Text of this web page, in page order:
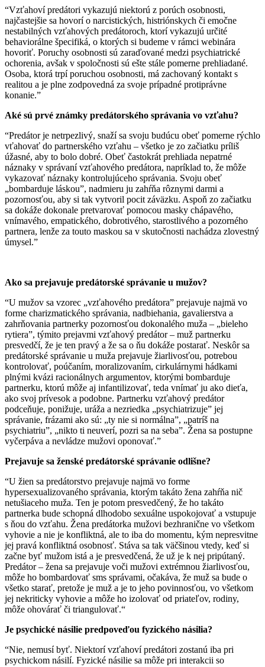
“Vzťahoví predátori vykazujú niektorú z porúch osobnosti,
najčastejšie sa hovorí o narcistických, histriónskych či emočne
nestabilných vzťahových predátoroch, ktorí vykazujú určité
behaviorálne špecifiká, o ktorých si budeme v rámci webinára
hovoriť. Poruchy osobnosti sú zaraďované medzi psychiatrické
ochorenia, avšak v spoločnosti sú ešte stále pomerne prehliadané.
Osoba, ktorá trpí poruchou osobnosti, má zachovaný kontakt s
realitou a je plne zodpovedná za svoje prípadné protiprávne
konanie.”
Aké sú prvé známky predátorského správania vo vzťahu?
“Predátor je netrpezlivý, snaží sa svoju budúcu obeť pomerne rýchlo
vťahovať do partnerského vzťahu – všetko je zo začiatku príliš
úžasné, aby to bolo dobré. Obeť častokrát prehliada nepatrné
náznaky v správaní vzťahového predátora, napríklad to, že môže
vykazovať náznaky kontrolujúceho správania. Svoju obeť
„bombarduje láskou”, nadmieru ju zahŕňa rôznymi darmi a
pozornosťou, aby si tak vytvoril pocit záväzku. Aspoň zo začiatku
sa dokáže dokonale pretvarovať pomocou masky chápavého,
vnímavého, empatického, dobrotivého, starostlivého a pozorného
partnera, lenže za touto maskou sa v skutočnosti nachádza zlovestný
úmysel.”
Ako sa prejavuje predátorské správanie u mužov?
“U mužov sa vzorec „vzťahového predátora” prejavuje najmä vo
forme charizmatického správania, nadbiehania, gavalierstva a
zahrňovania partnerky pozornosťou dokonalého muža – „bieleho
rytiera”, týmito prejavmi vzťahový predátor – muž partnerku
presvedčí, že je ten pravý a že sa o ňu dokáže postarať. Neskôr sa
predátorské správanie u muža prejavuje žiarlivosťou, potrebou
kontrolovať, poúčaním, moralizovaním, cirkulárnymi hádkami
plnými kvázi racionálnych argumentov, ktorými bombarduje
partnerku, ktorú môže aj infantilizovať, teda vnímať ju ako dieťa,
ako svoj prívesok a podobne. Partnerku vzťahový predátor
podceňuje, ponižuje, uráža a nezriedka „psychiatrizuje” jej
správanie, frázami ako sú: „ty nie si normálna”, „patríš na
psychiatriu”, „nikto ti neuverí, pozri sa na seba”. Žena sa postupne
vyčerpáva a nevládze mužovi oponovať.”
Prejavuje sa ženské predátorské správanie odlišne?
“U žien sa predátorstvo prejavuje najmä vo forme
hypersexualizovaného správania, ktorým takáto žena zahŕňa nič
netušiaceho muža. Ten je potom presvedčený, že ho takáto
partnerka bude schopná dlhodobo sexuálne uspokojovať a vstupuje
s ňou do vzťahu. Žena predátorka mužovi bezhranične vo všetkom
vyhovie a nie je konfliktná, ale to iba do momentu, kým nepresvitne
jej pravá konfliktná osobnosť. Stáva sa tak väčšinou vtedy, keď si
začne byť mužom istá a je presvedčená, že už je k nej pripútaný.
Predátor – žena sa prejavuje voči mužovi extrémnou žiarlivosťou,
môže ho bombardovať sms správami, očakáva, že muž sa bude o
všetko starať, pretože je muž a je to jeho povinnosťou, vo všetkom
jej nekriticky vyhovie a môže ho izolovať od priateľov, rodiny,
môže ohovárať či triangulovať.“
Je psychické násilie predpoveďou fyzického násilia?
“Nie, nemusí byť. Niektorí vzťahoví predátori zostanú iba pri
psychickom násilí. Fyzické násilie sa môže pri interakcii so